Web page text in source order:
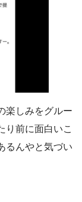
楽しみをグルー
り前に面白いこ
るんやと気づい